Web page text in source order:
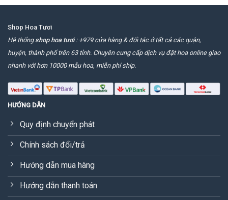
Shop Hoa Tươi
Hệ thống shop hoa tươi: +979 cửa hàng & đối tác ở tất cả các quận,
huyện, thành phố trên 63 tỉnh. Chuyên cung cấp dịch vụ đặt hoa online giao
nhanh với hơn 10000 mẫu hoa, miễn phí ship.
HƯỚNG DẪN
Quy định chuyển phát
Chính sách đổi/trả
Hướng dẫn mua hàng
Hướng dẫn thanh toán